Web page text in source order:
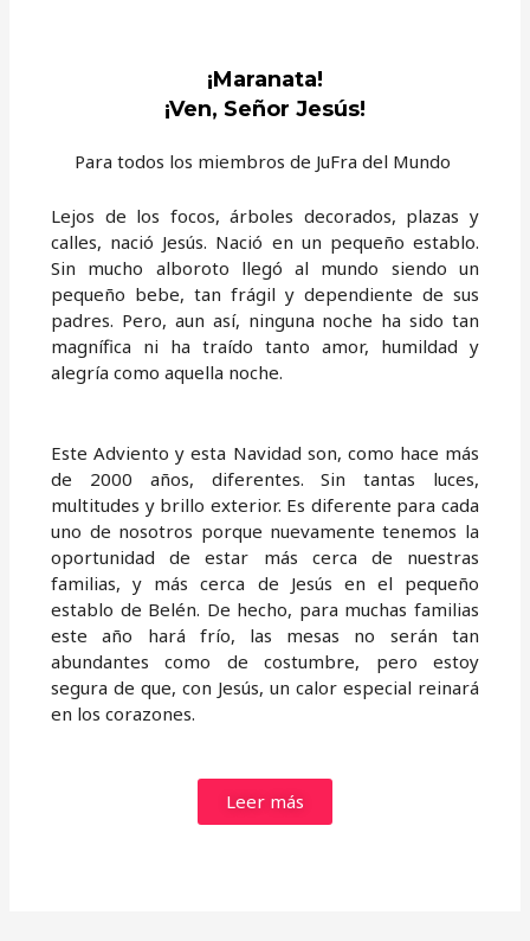
¡Maranata!
¡Ven, Señor Jesús!
Para todos los miembros de JuFra del Mundo
Lejos de los focos, árboles decorados, plazas y
calles, nació Jesús. Nació en un pequeño establo.
Sin mucho alboroto llegó al mundo siendo un
pequeño bebe, tan frágil y dependiente de sus
padres. Pero, aun así, ninguna noche ha sido tan
magnífica ni ha traído tanto amor, humildad y
alegría como aquella noche.
Este Adviento y esta Navidad son, como hace más
de 2000 años, diferentes. Sin tantas luces,
multitudes y brillo exterior. Es diferente para cada
uno de nosotros porque nuevamente tenemos la
oportunidad de estar más cerca de nuestras
familias, y más cerca de Jesús en el pequeño
establo de Belén. De hecho, para muchas familias
este año hará frío, las mesas no serán tan
abundantes como de costumbre, pero estoy
segura de que, con Jesús, un calor especial reinará
en los corazones.
Leer más